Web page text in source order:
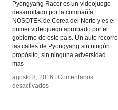
Pyongyang Racer es un videojuego
desarrollado por la compañía
NOSOTEK de Corea del Norte y es el
primer videojuego aprobado por el
gobierno de este país. Un auto recorre
las calles de Pyongyang sin ningún
propósito, sin ninguna adversidad
mas
agosto 8, 2016 / Comentarios
desactivadosen
agosto 8, 2016 / Comentarios
desactivadosen